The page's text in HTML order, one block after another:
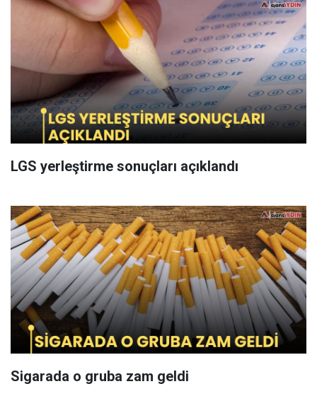
LGS yerleştirme sonuçları açıklandı
Sigarada o gruba zam geldi